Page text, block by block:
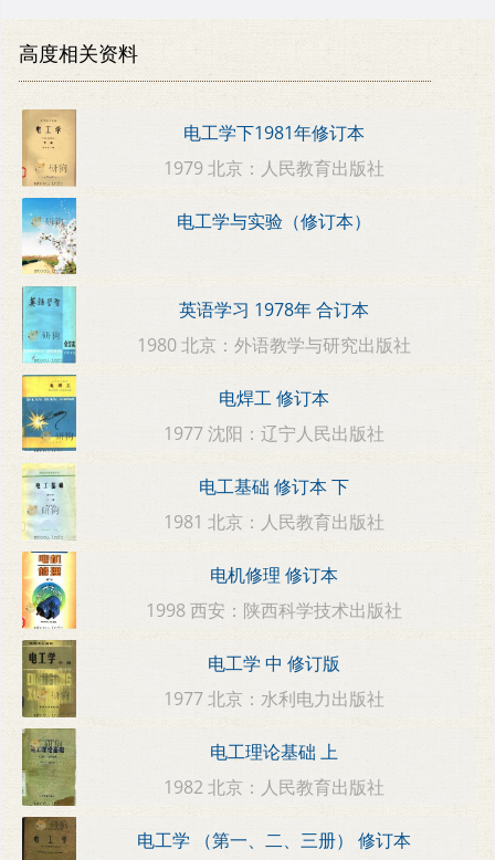
高度相关资料
电工学下1981年修订本
1979 北京：人民教育出版社
电工学与实验（修订本）
英语学习 1978年 合订本
1980 北京：外语教学与研究出版社
电焊工 修订本
1977 沈阳：辽宁人民出版社
电工基础 修订本 下
1981 北京：人民教育出版社
电机修理 修订本
1998 西安：陕西科学技术出版社
电工学 中 修订版
1977 北京：水利电力出版社
电工理论基础 上
1982 北京：人民教育出版社
电工学 （第一、二、三册） 修订本